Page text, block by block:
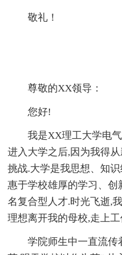
敬礼！
尊敬的XX领导：
您好!
我是XX理工大学电
进入大学之后,因为我得
挑战.大学是我思想、知
惠于学校雄厚的学习、创
名复合型人才.时光飞逝,
理想离开我的母校,走上工
学院师生中一直流传